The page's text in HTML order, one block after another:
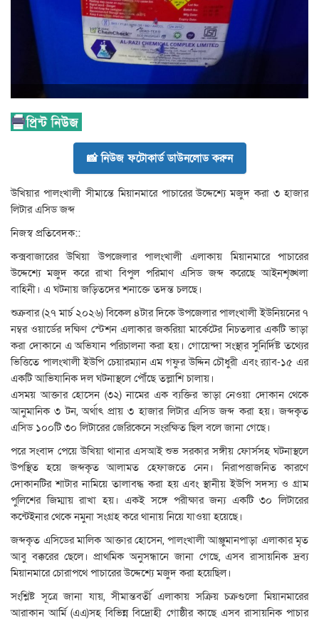
📸 নিউজ ফটোকার্ড ডাউনলোড করুন
উখিয়ার পালংখালী সীমান্তে মিয়ানমারে পাচারের উদ্দেশ্যে মজুদ করা ৩ হাজার
লিটার এসিড জব্দ
নিজস্ব প্রতিবেদক::
কক্সবাজারের উখিয়া উপজেলার পালংখালী এলাকায় মিয়ানমারে পাচারের
উদ্দেশ্যে মজুদ করে রাখা বিপুল পরিমাণ এসিড জব্দ করেছে আইনশৃঙ্খলা
বাহিনী। এ ঘটনায় জড়িতদের শনাক্তে তদন্ত চলছে।
শুক্রবার (২৭ মার্চ ২০২৬) বিকেল ৪টার দিকে উপজেলার পালংখালী ইউনিয়নের ৭
নম্বর ওয়ার্ডের দক্ষিণ স্টেশন এলাকার জকরিয়া মার্কেটের নিচতলার একটি ভাড়া
করা দোকানে এ অভিযান পরিচালনা করা হয়। গোয়েন্দা সংস্থার সুনির্দিষ্ট তথ্যের
ভিত্তিতে পালংখালী ইউপি চেয়ারম্যান এম গফুর উদ্দিন চৌধুরী এবং র‍্যাব-১৫ এর
একটি আভিযানিক দল ঘটনাস্থলে পৌঁছে তল্লাশি চালায়।
এসময় আক্তার হোসেন (৩২) নামের এক ব্যক্তির ভাড়া নেওয়া দোকান থেকে
আনুমানিক ৩ টন, অর্থাৎ প্রায় ৩ হাজার লিটার এসিড জব্দ করা হয়। জব্দকৃত
এসিড ১০০টি ৩০ লিটারের জেরিকেনে সংরক্ষিত ছিল বলে জানা গেছে।
পরে সংবাদ পেয়ে উখিয়া থানার এসআই শুভ সরকার সঙ্গীয় ফোর্সসহ ঘটনাস্থলে
উপস্থিত হয়ে জব্দকৃত আলামত হেফাজতে নেন। নিরাপত্তাজনিত কারণে
দোকানটির শাটার নামিয়ে তালাবদ্ধ করা হয় এবং স্থানীয় ইউপি সদস্য ও গ্রাম
পুলিশের জিম্মায় রাখা হয়। একই সঙ্গে পরীক্ষার জন্য একটি ৩০ লিটারের
কন্টেইনার থেকে নমুনা সংগ্রহ করে থানায় নিয়ে যাওয়া হয়েছে।
জব্দকৃত এসিডের মালিক আক্তার হোসেন, পালংখালী আঞ্জুমানপাড়া এলাকার মৃত
আবু বক্করের ছেলে। প্রাথমিক অনুসন্ধানে জানা গেছে, এসব রাসায়নিক দ্রব্য
মিয়ানমারে চোরাপথে পাচারের উদ্দেশ্যে মজুদ করা হয়েছিল।
সংশ্লিষ্ট সূত্রে জানা যায়, সীমান্তবর্তী এলাকায় সক্রিয় চক্রগুলো মিয়ানমারের
আরাকান আর্মি (এএ)সহ বিভিন্ন বিদ্রোহী গোষ্ঠীর কাছে এসব রাসায়নিক পাচার